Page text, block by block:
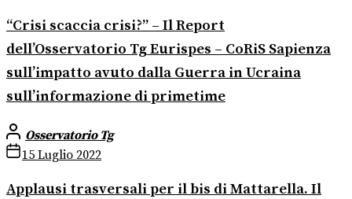
“Crisi scaccia crisi?” – Il Report
dell’Osservatorio Tg Eurispes – CoRiS Sapienza
sull’impatto avuto dalla Guerra in Ucraina
sull’informazione di primetime
Osservatorio Tg
15 Luglio 2022
Applausi trasversali per il bis di Mattarella. Il